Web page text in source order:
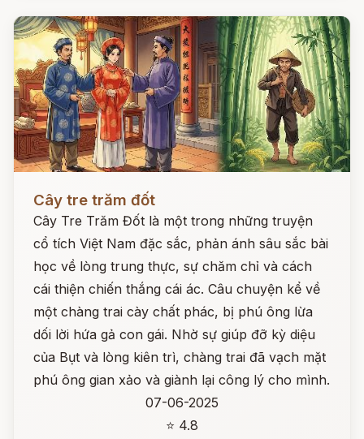
Cây tre trăm đốt
Cây Tre Trăm Đốt là một trong những truyện
cổ tích Việt Nam đặc sắc, phản ánh sâu sắc bài
học về lòng trung thực, sự chăm chỉ và cách
cái thiện chiến thắng cái ác. Câu chuyện kể về
một chàng trai cày chất phác, bị phú ông lừa
dối lời hứa gả con gái. Nhờ sự giúp đỡ kỳ diệu
của Bụt và lòng kiên trì, chàng trai đã vạch mặt
phú ông gian xảo và giành lại công lý cho mình.
07-06-2025
⭐ 4.8